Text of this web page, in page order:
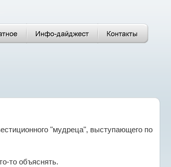
"мудреца", выступающего по
то объяснять.